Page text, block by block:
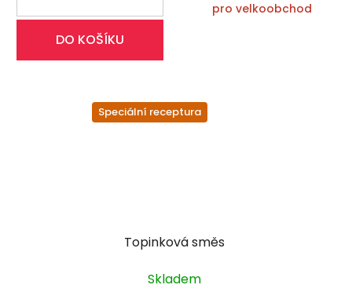
DO KOŠÍKU
pro velkoobchod
Speciální receptura
Topinková směs
Skladem